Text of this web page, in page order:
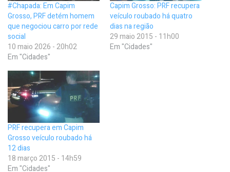
#Chapada: Em Capim
Grosso, PRF detém homem
que negociou carro por rede
social
10 maio 2026 - 20h02
Em "Cidades"
Capim Grosso: PRF recupera
veículo roubado há quatro
dias na região
29 maio 2015 - 11h00
Em "Cidades"
PRF recupera em Capim
Grosso veículo roubado há
12 dias
18 março 2015 - 14h59
Em "Cidades"